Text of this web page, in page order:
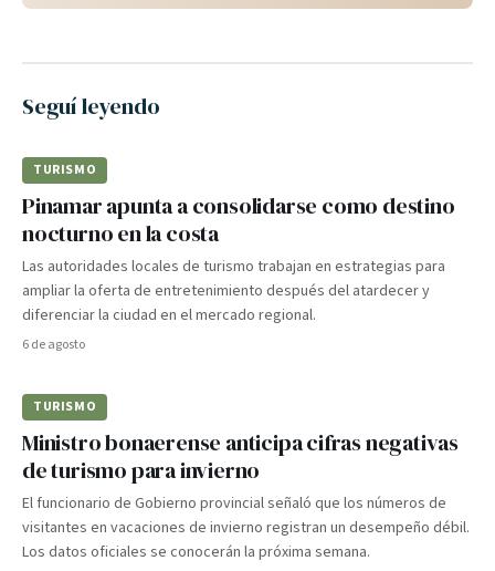
Seguí leyendo
TURISMO
Pinamar apunta a consolidarse como destino
nocturno en la costa
Las autoridades locales de turismo trabajan en estrategias para
ampliar la oferta de entretenimiento después del atardecer y
diferenciar la ciudad en el mercado regional.
6 de agosto
TURISMO
Ministro bonaerense anticipa cifras negativas
de turismo para invierno
El funcionario de Gobierno provincial señaló que los números de
visitantes en vacaciones de invierno registran un desempeño débil.
Los datos oficiales se conocerán la próxima semana.